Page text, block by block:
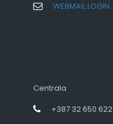
WEBMAIL LOGIN
Centrala
+387 32 650 622